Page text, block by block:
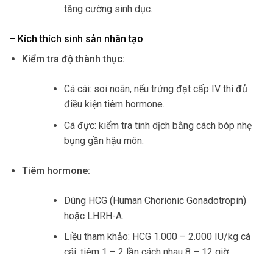
tăng cường sinh dục.
– Kích thích sinh sản nhân tạo
Kiểm tra độ thành thục:
Cá cái: soi noãn, nếu trứng đạt cấp IV thì đủ
điều kiện tiêm hormone.
Cá đực: kiểm tra tinh dịch bằng cách bóp nhẹ
bụng gần hậu môn.
Tiêm hormone:
Dùng HCG (Human Chorionic Gonadotropin)
hoặc LHRH-A.
Liều tham khảo: HCG 1.000 – 2.000 IU/kg cá